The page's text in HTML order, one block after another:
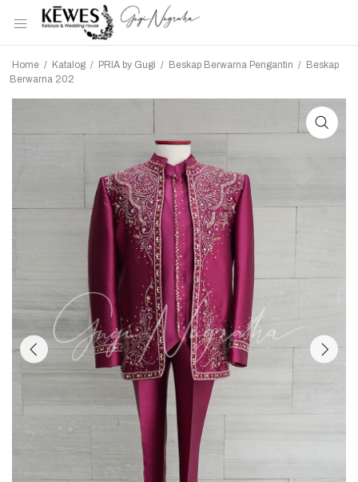
Home / Katalog / PRIA by Gugi / Beskap Berwarna Pengantin / Beskap
Berwarna 202